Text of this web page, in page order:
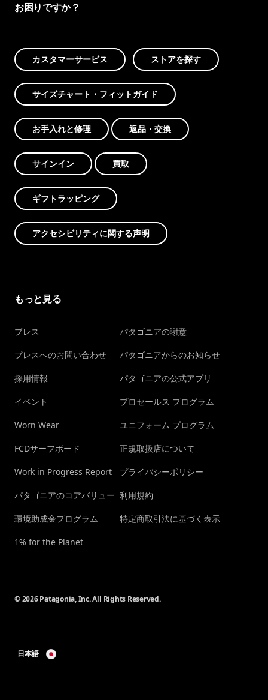
お困りですか？
カスタマーサービス ストアを探す
サイズチャート・フィットガイド
お手入れと修理 返品・交換
サインイン 買取
ギフトラッピング
アクセシビリティに関する声明
もっと見る
プレス
プレスへのお問い合わせ
採用情報
イベント
Worn Wear
FCDサーフボード
Work in Progress Report
パタゴニアのコアバリュー
環境助成金プログラム
1% for the Planet
パタゴニアの謝意
パタゴニアからのお知らせ
パタゴニアの公式アプリ
プロセールス プログラム
ユニフォーム プログラム
正規取扱店について
プライバシーポリシー
利用規約
特定商取引法に基づく表示
© 2026 Patagonia, Inc. All Rights Reserved.
日本語